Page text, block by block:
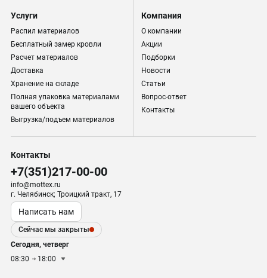
Услуги
Распил материалов
Бесплатный замер кровли
Расчет материалов
Доставка
Хранение на складе
Полная упаковка материалами
вашего объекта
Выгрузка/подъем материалов
Компания
О компании
Акции
Подборки
Новости
Статьи
Вопрос-ответ
Контакты
Контакты
+7(351)217-00-00
info@mottex.ru
г. Челябинск; Троицкий тракт, 17
Написать нам
Сейчас мы закрыты
Сегодня, четверг
08:30
18:00